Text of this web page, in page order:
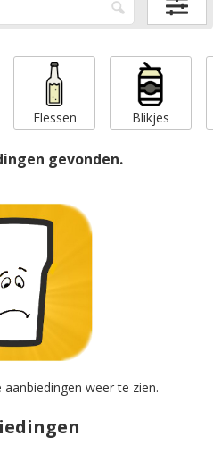
Flessen Blikjes
gevonden.
weer te zien.